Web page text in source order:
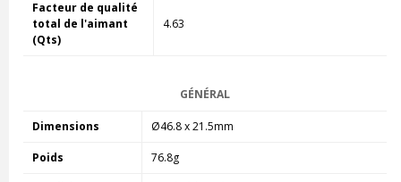
Facteur de qualité
total de l'aimant
(Qts)
4.63
GÉNÉRAL
Dimensions Ø46.8 x 21.5mm
Poids 76.8g